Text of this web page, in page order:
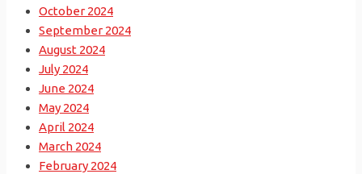
October 2024
September 2024
August 2024
July 2024
June 2024
May 2024
April 2024
March 2024
February 2024